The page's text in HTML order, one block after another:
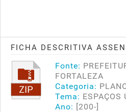
FICHA DESCRITIVA
Fonte:
FORTALEZA
Categoria:
Tema: ESPAÇOS
Ano: [200-]